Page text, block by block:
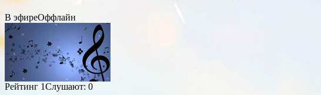
В эфиреОффлайн
Рейтинг 1Слушают: 0